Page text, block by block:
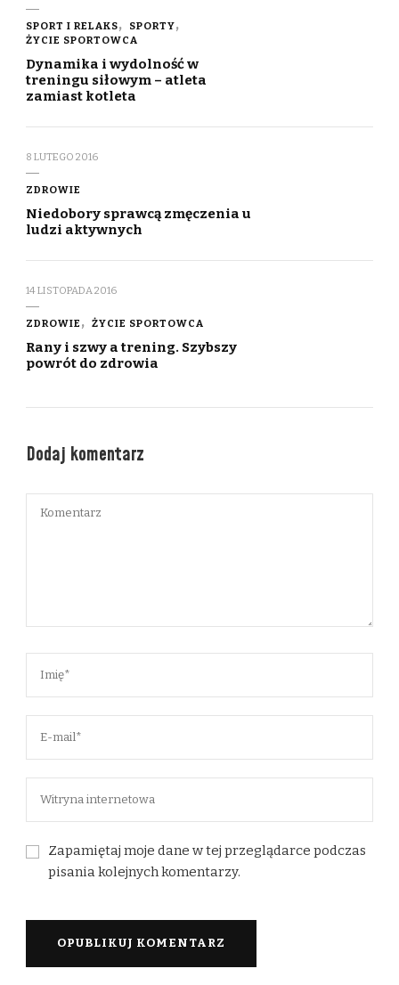
SPORT I RELAKS
SPORTY
ŻYCIE SPORTOWCA
Dynamika i wydolność w
treningu siłowym – atleta
zamiast kotleta
8 LUTEGO 2016
ZDROWIE
Niedobory sprawcą zmęczenia u
ludzi aktywnych
14 LISTOPADA 2016
ZDROWIE ŻYCIE SPORTOWCA
Rany i szwy a trening. Szybszy
powrót do zdrowia
Dodaj komentarz
Zapamiętaj moje dane w tej przeglądarce podczas
pisania kolejnych komentarzy.